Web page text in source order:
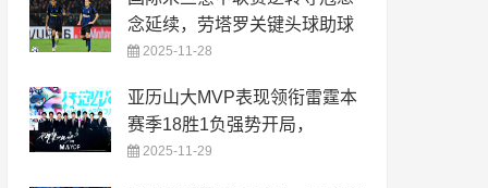
念延续，劳塔罗关键头球助球
2025-11-28
亚历山大MVP表现领衔雷霆本
赛季18胜1负强势开局，
2025-11-29